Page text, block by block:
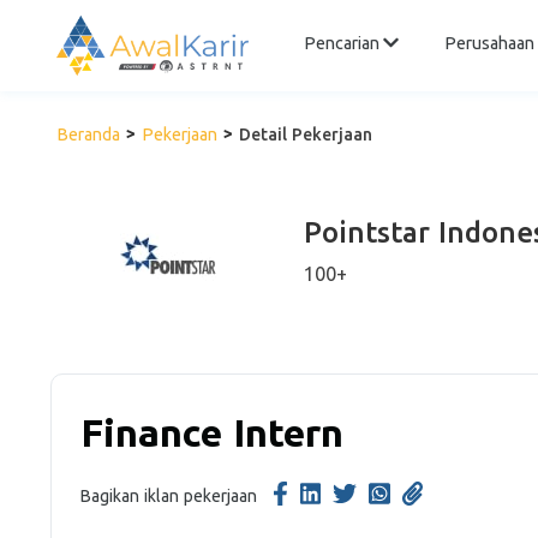
Pencarian Perusahaan
Beranda Pekerjaan Detail Pekerjaan
Pointstar
100+
Finance Intern
Bagikan iklan pekerjaan